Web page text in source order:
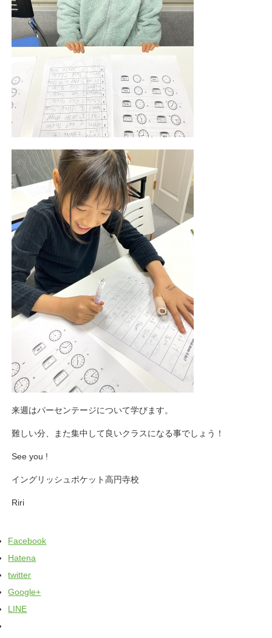
来週はパーセンテージについて学びます。
難しい分、また集中して良いクラスになる事でしょう！
See you !
イングリッシュポケット高円寺校
Riri
Facebook
Hatena
twitter
Google+
LINE